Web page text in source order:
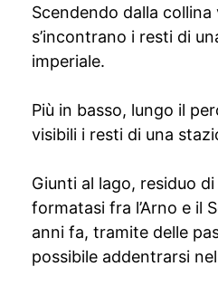
Scendendo dalla collina
s’incontrano i resti di
imperiale.
Più in basso, lungo il
visibili i resti di una
Giunti al lago, residuo
formatasi fra l’Arno e il
anni fa, tramite delle
possibile addentrarsi